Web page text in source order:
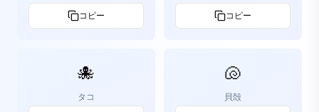
コピー コピー
🐙
タコ
🐚
貝殻